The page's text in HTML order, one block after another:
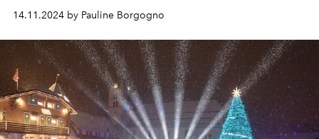
unique et haut de gamme.
14.11.2024 by Pauline Borgogno